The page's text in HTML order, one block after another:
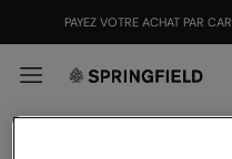
PAYEZ VOTRE ACHAT PAR